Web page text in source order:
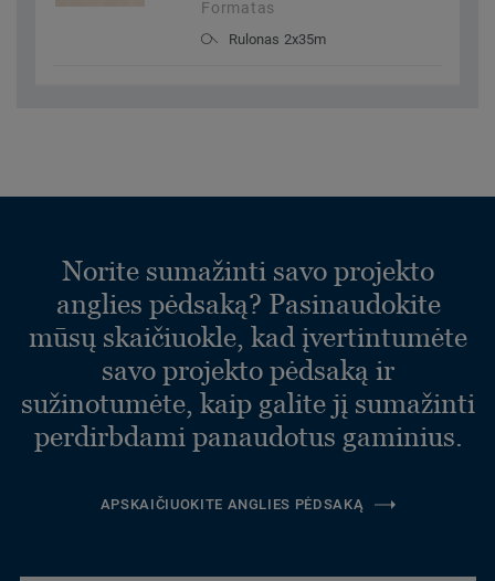
Formatas
Rulonas 2x35m
Norite sumažinti savo projekto
anglies pėdsaką? Pasinaudokite
mūsų skaičiuokle, kad įvertintumėte
savo projekto pėdsaką ir
sužinotumėte, kaip galite jį sumažinti
perdirbdami panaudotus gaminius.
APSKAIČIUOKITE ANGLIES PĖDSAKĄ